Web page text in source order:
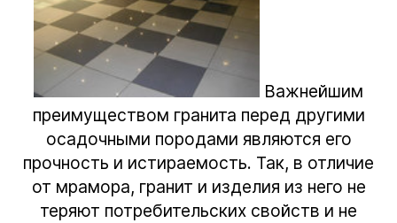
Важнейшим
преимуществом гранита перед другими
осадочными породами являются его
прочность и истираемость. Так, в отличие
от мрамора, гранит и изделия из него не
теряют потребительских свойств и не